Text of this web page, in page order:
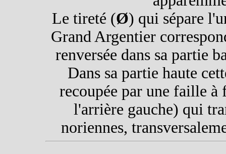
Le tireté (Ø) qui sépare
Grand Argentier
renversée dans sa partie
Dans sa partie haute
recoupée par une faille
l'arrière gauche) qui
noriennes,